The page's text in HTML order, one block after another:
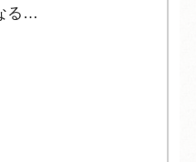
る